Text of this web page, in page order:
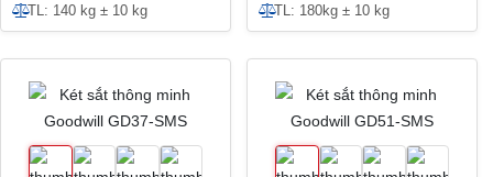
TL: 140 kg ± 10 kg TL: 180kg ± 10 kg